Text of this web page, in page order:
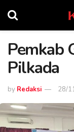
Pemkab
Pilkada
by Redaksi 28/